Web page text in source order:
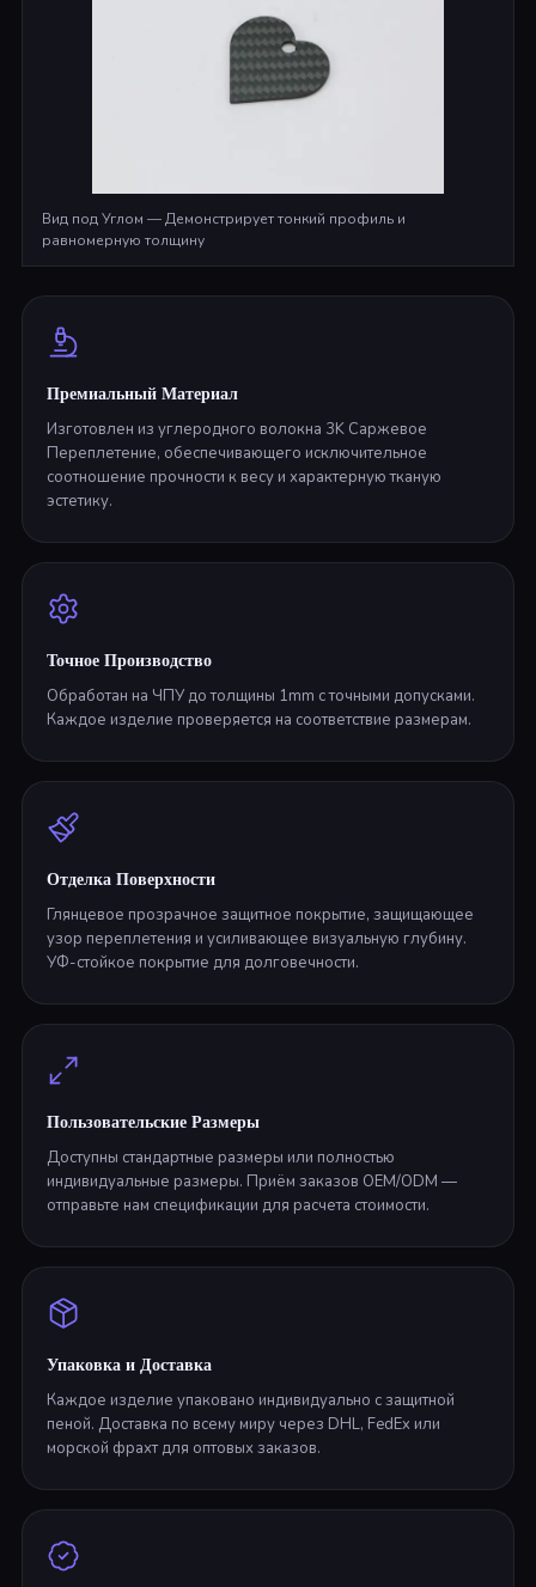
Вид под Углом — Демонстрирует тонкий профиль и
равномерную толщину
Премиальный Материал
Изготовлен из углеродного волокна 3K Саржевое
Переплетение, обеспечивающего исключительное
соотношение прочности к весу и характерную тканую
эстетику.
Точное Производство
Обработан на ЧПУ до толщины 1mm с точными допусками.
Каждое изделие проверяется на соответствие размерам.
Отделка Поверхности
Глянцевое прозрачное защитное покрытие, защищающее
узор переплетения и усиливающее визуальную глубину.
УФ-стойкое покрытие для долговечности.
Пользовательские Размеры
Доступны стандартные размеры или полностью
индивидуальные размеры. Приём заказов OEM/ODM —
отправьте нам спецификации для расчета стоимости.
Упаковка и Доставка
Каждое изделие упаковано индивидуально с защитной
пеной. Доставка по всему миру через DHL, FedEx или
морской фрахт для оптовых заказов.